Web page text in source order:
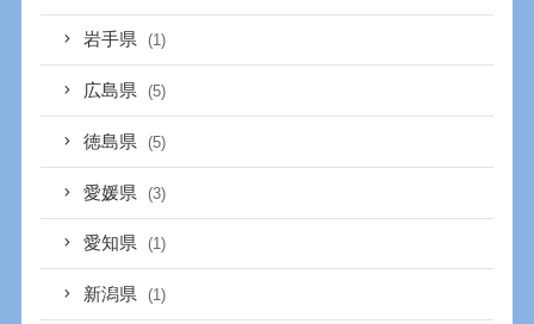
岩手県 (1)
広島県 (5)
徳島県 (5)
愛媛県 (3)
愛知県 (1)
新潟県 (1)